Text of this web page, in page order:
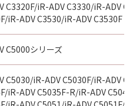
AND
OF AGREEMENT
CONCERNING
HEREOF AND
OR PRIOR
OR WRITTEN, AND
BETWEEN
C3320F/iR-ADV C3330/iR-ADV
iR-ADV C3530/iR-ADV C3530F
C5000シリーズ
C5030/iR-ADV C5030F/iR-ADV
iR-ADV C5035F-R/iR-ADV